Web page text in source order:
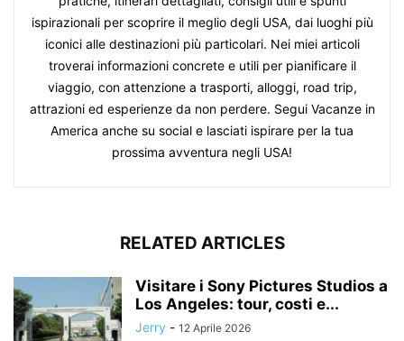
ispirazionali per scoprire il meglio degli USA, dai luoghi più
iconici alle destinazioni più particolari. Nei miei articoli
troverai informazioni concrete e utili per pianificare il
viaggio, con attenzione a trasporti, alloggi, road trip,
attrazioni ed esperienze da non perdere. Segui Vacanze in
America anche su social e lasciati ispirare per la tua
prossima avventura negli USA!
RELATED ARTICLES
Visitare i Sony Pictures Studios a
Los Angeles: tour, costi e...
Jerry - 12 Aprile 2026